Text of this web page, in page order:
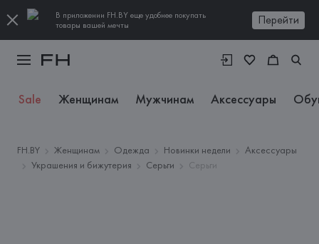
В приложении FH.BY еще удобнее покупать
товары вашей мечты
Перейти
Sale Женщинам Мужчинам Аксессуары
FH.BY Женщинам Одежда Новинки недели
Аксессуары
Украшения и бижутерия
Серьги Серьги